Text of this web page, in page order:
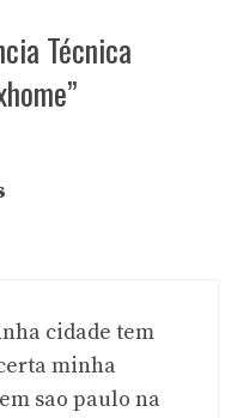
Técnica
cidade tem
minha
sao paulo na